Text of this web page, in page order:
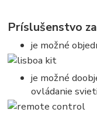
Príslušenstvo
je možné
je možné
ovládanie